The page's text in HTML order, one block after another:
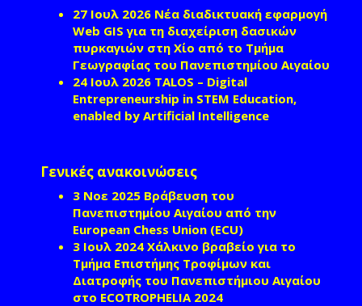
27 Ιουλ 2026 Νέα διαδικτυακή εφαρμογή
Web GIS για τη διαχείριση δασικών
πυρκαγιών στη Χίο από το Τμήμα
Γεωγραφίας του Πανεπιστημίου Αιγαίου
24 Ιουλ 2026 TALOS – Digital
Entrepreneurship in STEM Education,
enabled by Artificial Intelligence
Γενικές ανακοινώσεις
3 Νοε 2025 Βράβευση του
Πανεπιστημίου Αιγαίου από την
European Chess Union (ECU)
3 Ιουλ 2024 Χάλκινο βραβείο για το
Τμήμα Επιστήμης Τροφίμων και
Διατροφής του Πανεπιστήμιου Αιγαίου
στο ECOTROPHELIA 2024